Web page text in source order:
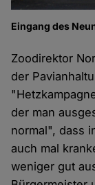
Eingang des
Zoodirektor
der
der man
normal", dass
auch mal
weniger gut